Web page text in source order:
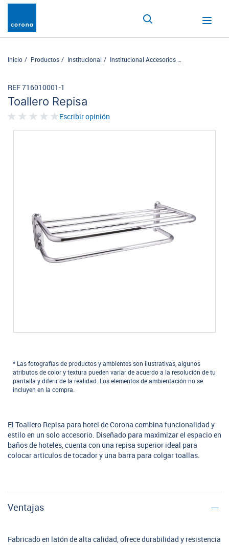
Inicio Productos Institucional Institucional Accesorios
Toallero Repisa
REF 716010001-1
Escribir opinión
* Las fotografías de productos y ambientes son ilustrativas, algunos
atributos de color y textura pueden variar de acuerdo a la resolución de tu
pantalla y diferir de la realidad. Los elementos de ambientación no se
incluyen en la compra.
El Toallero Repisa para hotel de Corona combina funcionalidad y
estilo en un solo accesorio. Diseñado para maximizar el espacio en
baños de hoteles, cuenta con una repisa superior ideal para
colocar artículos de tocador y una barra para colgar toallas.
Ventajas
Fabricado en latón de alta calidad, ofrece durabilidad y resistencia